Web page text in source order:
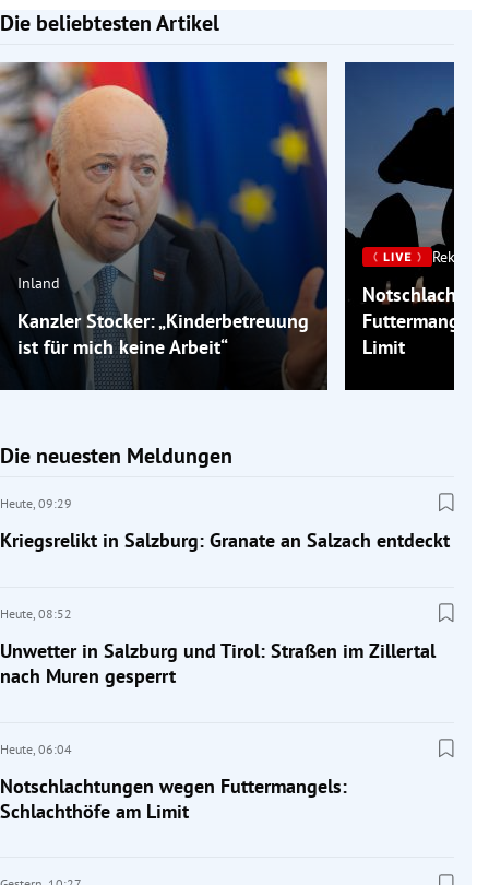
Die beliebtesten Artikel
Slide 1 von 7
Inland
Kanzler Stocker: „Kinderbetreuung
ist für mich keine Arbeit“
Limit
Die neuesten Meldungen
Heute, 09:29
Kriegsrelikt in Salzburg: Granate an Salzach entdeckt
Heute, 08:52
Unwetter in Salzburg und Tirol: Straßen im Zillertal
nach Muren gesperrt
Heute, 06:04
Notschlachtungen wegen Futtermangels:
Schlachthöfe am Limit